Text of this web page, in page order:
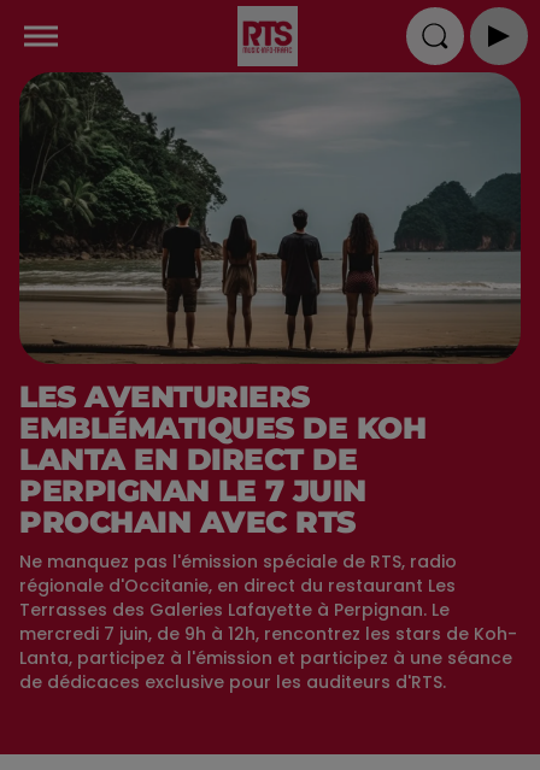
LES AVENTURIERS
EMBLÉMATIQUES DE KOH
LANTA EN DIRECT DE
PERPIGNAN LE 7 JUIN
PROCHAIN AVEC RTS
Ne manquez pas l'émission spéciale de RTS, radio
régionale d'Occitanie, en direct du restaurant Les
Terrasses des Galeries Lafayette à Perpignan. Le
mercredi 7 juin, de 9h à 12h, rencontrez les stars de Koh-
Lanta, participez à l'émission et participez à une séance
de dédicaces exclusive pour les auditeurs d'RTS.